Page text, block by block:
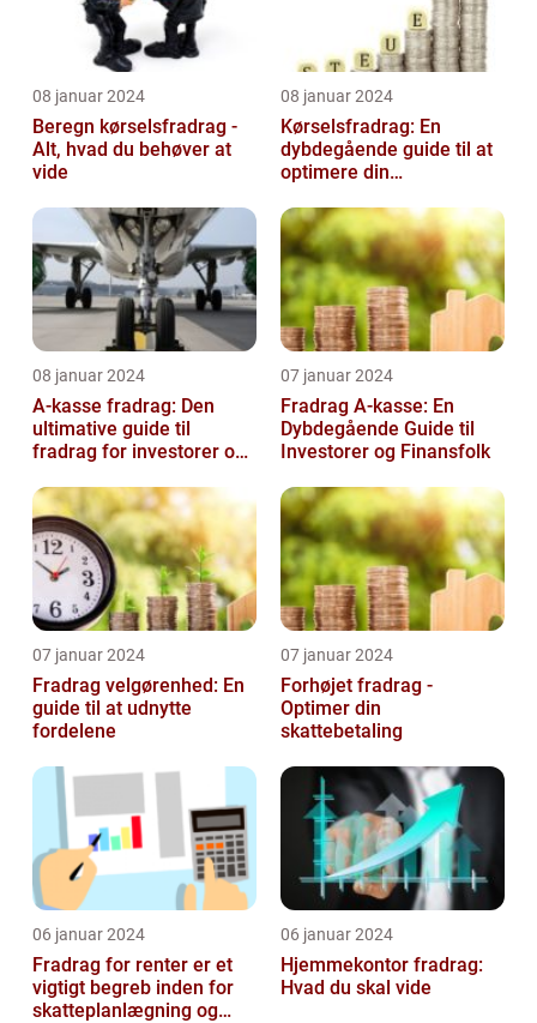
08 januar 2024
Beregn kørselsfradrag -
Alt, hvad du behøver at
vide
08 januar 2024
Kørselsfradrag: En
dybdegående guide til at
optimere din
08 januar 2024
A-kasse fradrag: Den
ultimative guide til
fradrag for investorer og
07 januar 2024
Fradrag A-kasse: En
Dybdegående Guide til
Investorer og Finansfolk
07 januar 2024
Fradrag velgørenhed: En
guide til at udnytte
fordelene
07 januar 2024
Forhøjet fradrag -
Optimer din
skattebetaling
06 januar 2024
Fradrag for renter er et
vigtigt begreb inden for
skatteplanlægning og
06 januar 2024
Hjemmekontor fradrag:
Hvad du skal vide